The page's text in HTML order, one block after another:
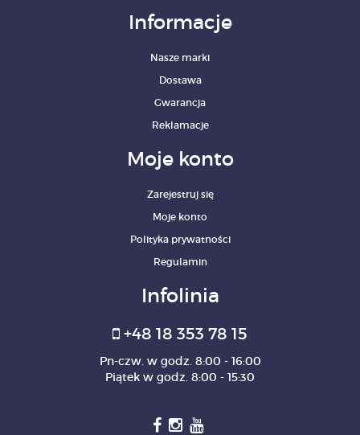
Informacje
Nasze marki
Dostawa
Gwarancja
Reklamacje
Moje konto
Zarejestruj się
Moje konto
Polityka prywatności
Regulamin
Infolinia
+48 18 353 78 15
Pn-czw. w godz. 8:00 - 16:00
Piątek w godz. 8:00 - 15:30